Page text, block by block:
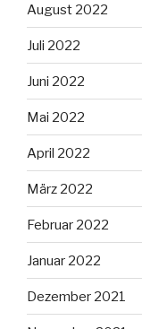
August 2022
Juli 2022
Juni 2022
Mai 2022
April 2022
März 2022
Februar 2022
Januar 2022
Dezember 2021